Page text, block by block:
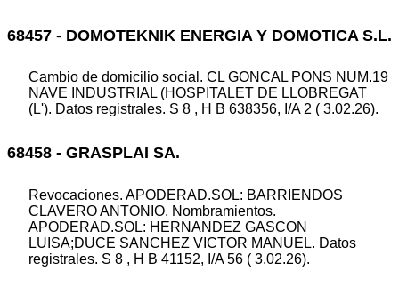
68457 - DOMOTEKNIK ENERGIA Y DOMOTICA S.L.
Cambio de domicilio social. CL GONCAL PONS NUM.19
NAVE INDUSTRIAL (HOSPITALET DE LLOBREGAT
(L'). Datos registrales. S 8 , H B 638356, I/A 2 ( 3.02.26).
68458 - GRASPLAI SA.
Revocaciones. APODERAD.SOL: BARRIENDOS
CLAVERO ANTONIO. Nombramientos.
APODERAD.SOL: HERNANDEZ GASCON
LUISA;DUCE SANCHEZ VICTOR MANUEL. Datos
registrales. S 8 , H B 41152, I/A 56 ( 3.02.26).